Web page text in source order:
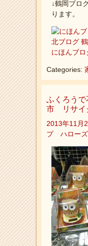
↓鶴岡ブロ
ります。
にほんブロ
Categories:
ふくろうで
市 リサイ
2013年11月
プ ハロー